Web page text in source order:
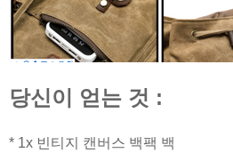
당신이 얻는 것 :
* 1x 빈티지 캔버스 백팩 백